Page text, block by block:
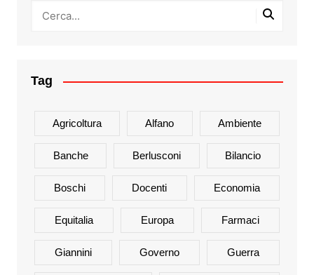
Tag
Agricoltura Alfano Ambiente
Banche Berlusconi Bilancio
Boschi Docenti Economia
Equitalia Europa Farmaci
Giannini Governo Guerra